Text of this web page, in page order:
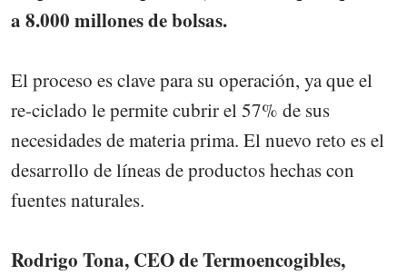
a 8.000 millones de bolsas.
El proceso es clave para su operación, ya que el
re-ciclado le permite cubrir el 57% de sus
necesidades de materia prima. El nuevo reto es el
desarrollo de líneas de productos hechas con
fuentes naturales.
Rodrigo Tona, CEO de Termoencogibles,